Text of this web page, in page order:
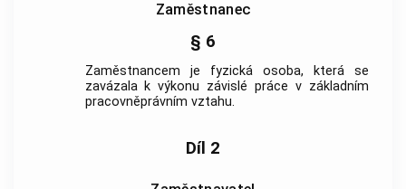
Zaměstnanec
§ 6
Zaměstnancem je fyzická osoba, která se
zavázala k výkonu závislé práce v základním
pracovněprávním vztahu.
Díl 2